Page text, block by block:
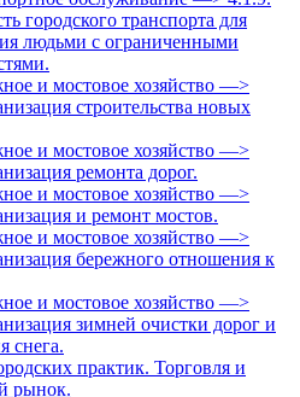
городского транспорта для
людьми с ограниченными
и мостовое хозяйство —>
строительства новых
и мостовое хозяйство —>
ремонта дорог.
и мостовое хозяйство —>
и ремонт мостов.
и мостовое хозяйство —>
бережного отношения к
и мостовое хозяйство —>
зимней очистки дорог и
снега.
практик. Торговля и
рынок.